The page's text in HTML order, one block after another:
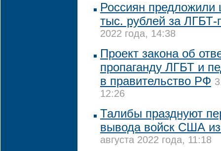
Россиян
тыс. рублей за ЛГБТ-
2022 года, 14:38
Проект закона об
пропаганду ЛГБТ и
в правительство РФ
12:26
Талибы празднуют
вывода войск США
августа 2022 года, 11:18